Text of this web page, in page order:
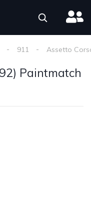
911 Assetto
Paintmatch